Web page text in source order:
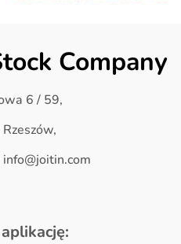
Company
6 / 59,